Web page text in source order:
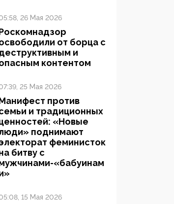
26 Мая 2026
от борца с
и
контентом
25 Мая 2026
против
и традиционных
«Новые
поднимают
феминисток
битву с
«бабуинам
15 Мая 2026